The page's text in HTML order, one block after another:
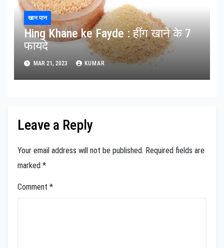
खान पान
Hing Khane ke Fayde : हींग खाने के 7
फायदे
MAR 21, 2023 KUMAR
Leave a Reply
Your email address will not be published. Required fields are
marked *
Comment *